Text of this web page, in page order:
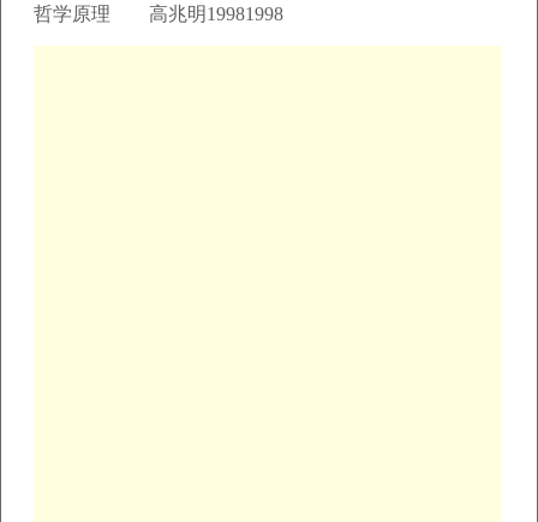
哲学原理 高兆明19981998